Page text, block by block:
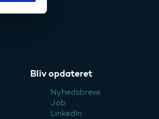
Bliv opdateret
Nyhedsbreve
Job
LinkedIn